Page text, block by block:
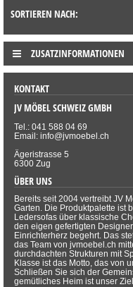
SORTIEREN NACH:
ZUSATZINFORMATIONEN
KONTAKT
JV MÖBEL SCHWEIZ GMBH
Tel.: 041 588 04 69
Email: info@jvmoebel.ch
Ägeristrasse 5
6300 Zug
ÜBER UNS
Bereits seit 2004 vertreibt JV
Garten. Die Produktpalette ist
Ledersofas über klassische
den eigen gefertigten
Einrichterherz begehrt. Das
das Team von jvmoebel.ch
durchdachten Strukturen mit
Klasse ist das Motto, das von
Schließen Sie sich der
gemütliches Heim ist unser